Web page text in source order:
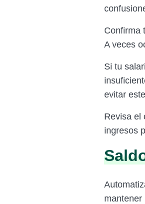
Confirma
A veces
Si tu
evitar
Revisa el
ingresos
mantener